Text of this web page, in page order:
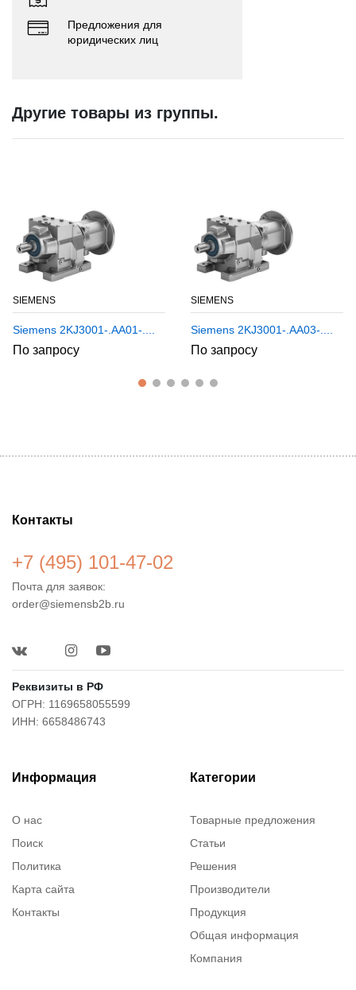
Предложения для
юридических лиц
Другие товары из группы.
SIEMENS
Siemens 2KJ3001-.AA01-....
По запросу
SIEMENS
Siemens 2KJ3001-.AA03-....
По запросу
Контакты
+7 (495) 101-47-02
Почта для заявок:
order@siemensb2b.ru
Реквизиты в РФ
ОГРН: 1169658055599
ИНН: 6658486743
Информация
О нас
Поиск
Политика
Карта сайта
Контакты
Категории
Товарные предложения
Статьи
Решения
Производители
Продукция
Общая информация
Компания